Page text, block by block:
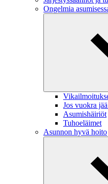
Ongelmia
Jos vuokra
Asumishäiriöt
Tuhoeläimet
Asunnon hyvä hoito